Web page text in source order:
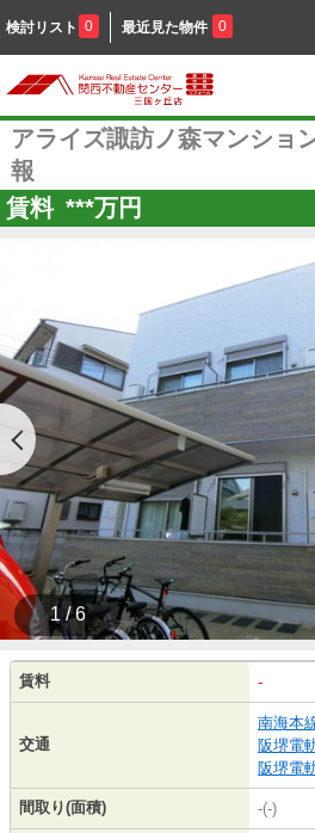
検討リスト 0 最近見た物件 0
アライズ諏訪ノ森マンショ
報
賃料 ***万円
1 / 6
賃料 -
交通
南海本
阪堺電
阪堺電
間取り(面積) -(-)